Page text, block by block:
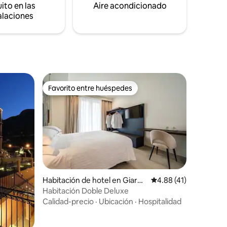
en las
Aire acondicionado
Favorito entre huéspedes
Favorito entre huéspedes
Habitación de hotel en Giardi
ni-Naxos
Calificación
4.88 (41)
Habitación Doble Deluxe
Calidad-precio · Ubicación · Hospitalidad